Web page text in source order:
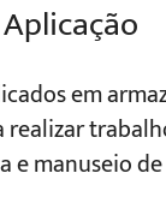
em
e manuseio